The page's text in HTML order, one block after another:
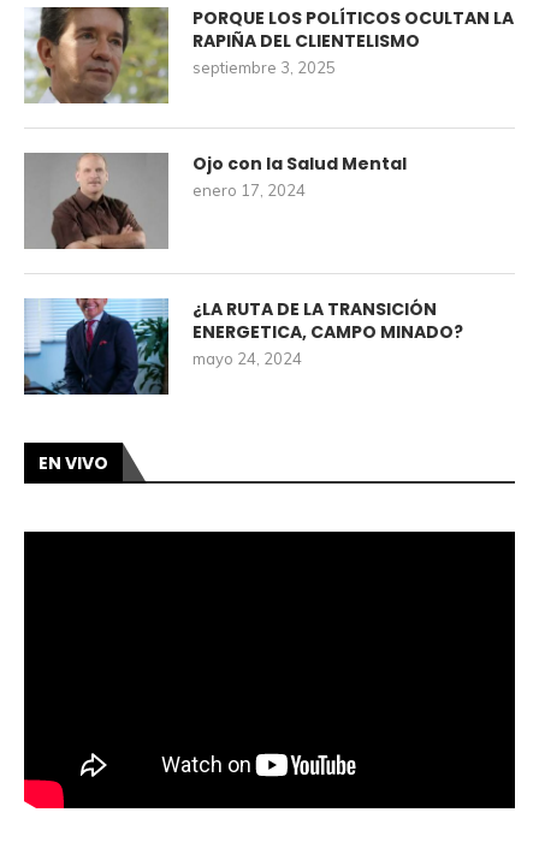
PORQUE LOS POLÍTICOS OCULTAN LA
RAPIÑA DEL CLIENTELISMO
septiembre 3, 2025
Ojo con la Salud Mental
enero 17, 2024
¿LA RUTA DE LA TRANSICIÓN
ENERGETICA, CAMPO MINADO?
mayo 24, 2024
EN VIVO